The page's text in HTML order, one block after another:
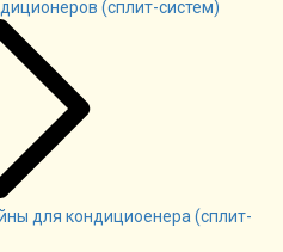
(сплит-систем)